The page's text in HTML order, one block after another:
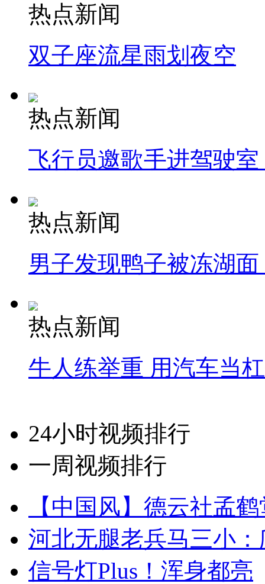
热点新闻
双子座流星雨划夜空
热点新闻
飞行员邀歌手进驾驶
热点新闻
男子发现鸭子被冻湖
热点新闻
牛人练举重 用汽车当
24小时视频排行
一周视频排行
【中国风】德云社孟
河北无腿老兵马三小
信号灯Plus！浑身都亮